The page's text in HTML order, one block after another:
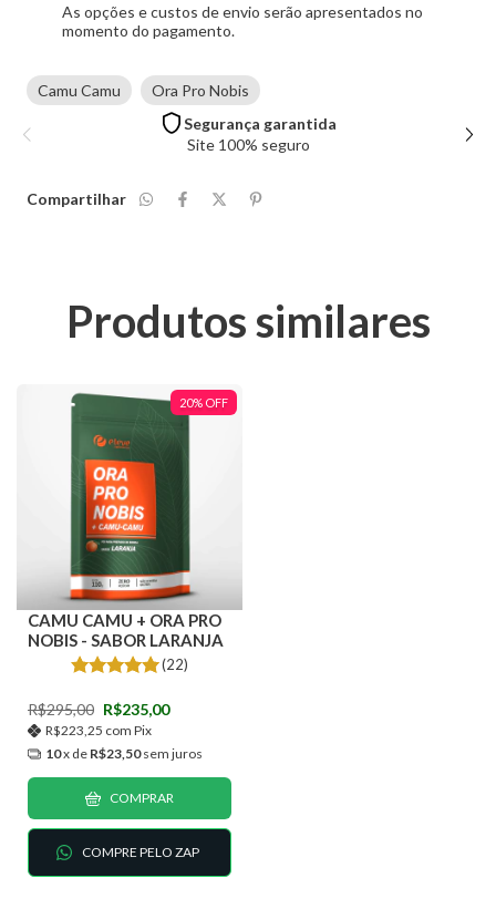
As opções e custos de envio serão apresentados no
momento do pagamento.
Camu Camu
Ora Pro Nobis
Segurança garantida
Site 100% seguro
Compartilhar
Produtos similares
20% OFF
CAMU CAMU + ORA PRO
NOBIS - SABOR LARANJA
(22)
R$295,00 R$235,00
R$223,25 com Pix
10x de R$23,50 sem juros
COMPRAR
COMPRE PELO ZAP